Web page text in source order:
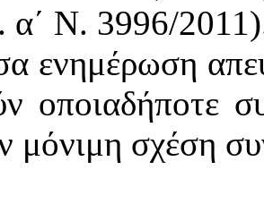
. α΄ Ν. 3996/
ενημέρωση
μόνιμη σχέση